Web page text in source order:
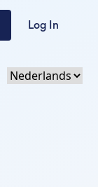
Log In